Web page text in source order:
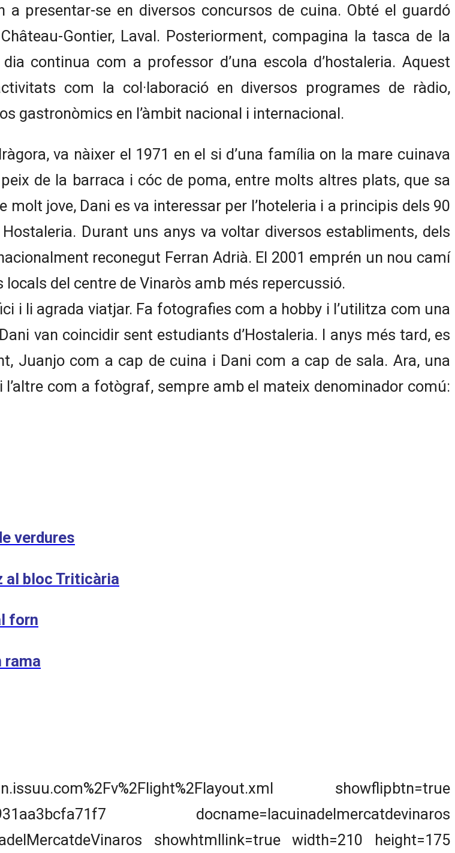
a presentar-se en diversos concursos de cuina. Obté el guardó
Gontier, Laval. Posteriorment, compagina la tasca de la
continua com a professor d’una escola d’hostaleria. Aquest
com la col·laboració en diversos programes de ràdio,
gastronòmics en l’àmbit nacional i internacional.
va nàixer el 1971 en el si d’una família on la mare cuinava
de la barraca i cóc de poma, entre molts altres plats, que sa
molt jove, Dani es va interessar per l’hoteleria i a principis dels 90
Durant uns anys va voltar diversos establiments, dels
reconegut Ferran Adrià. El 2001 emprén un nou camí
del centre de Vinaròs amb més repercussió.
i li agrada viatjar. Fa fotografies com a hobby i l’utilitza com una
van coincidir sent estudiants d’Hostaleria. I anys més tard, es
Juanjo com a cap de cuina i Dani com a cap de sala. Ara, una
com a fotògraf, sempre amb el mateix denominador comú:
verdures
al bloc Triticària
forn
rama
showflipbtn=true
docname=lacuinadelmercatdevinaros
showhtmllink=true width=210 height=175